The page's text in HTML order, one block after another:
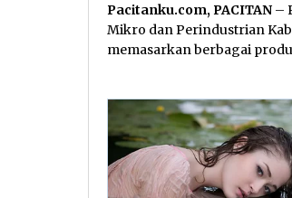
Pacitanku.com, PACITAN –
Mikro dan Perindustrian
memasarkan berbagai